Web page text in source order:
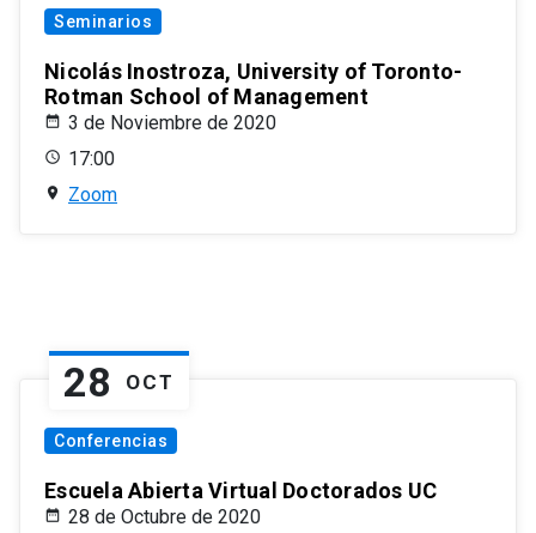
Seminarios
Nicolás Inostroza, University of Toronto-
Rotman School of Management
3 de Noviembre de 2020
17:00
Zoom
28 OCT
Conferencias
Escuela Abierta Virtual Doctorados UC
28 de Octubre de 2020